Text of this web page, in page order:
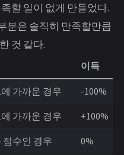
할 일이 없게 만들었다.
분은 솔직히 만족할만큼
것 같다.
이득
가까운 경우 -100%
가까운 경우 +100%
점수인 경우 0%